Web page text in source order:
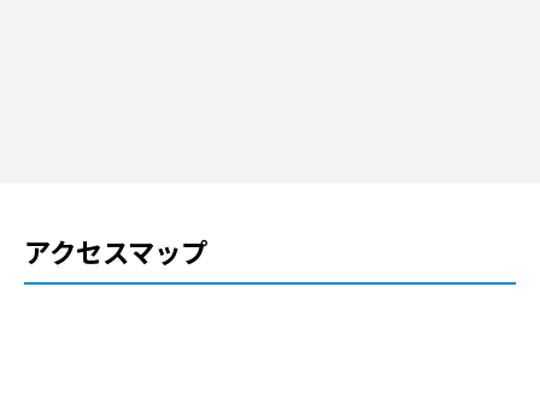
アクセスマップ